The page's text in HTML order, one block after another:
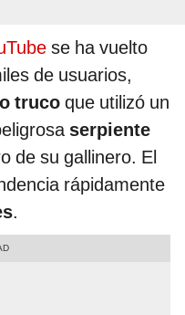
se ha vuelto
de usuarios,
truco que utilizó un
serpiente
de su gallinero. El
rápidamente
.